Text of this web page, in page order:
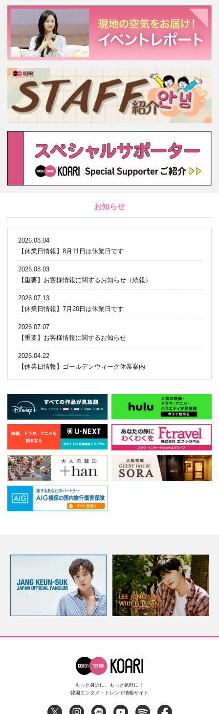
お知らせ
2026.08.04
【休業日情報】8月11日は休業日です
2026.08.03
【重要】お客様情報に関するお知らせ（続報）
2026.07.13
【休業日情報】7月20日は休業日です
2026.07.07
【重要】お客様情報に関するお知らせ
2026.04.22
【休業日情報】ゴールデンウィーク休業案内
もっと身近に、もっと気軽に！
韓国エンタメ・トレンド情報サイト